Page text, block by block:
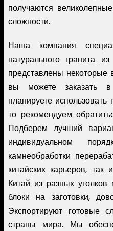
получаются
сложности.
Наша компания
натурального гранита
представлены некоторые
вы можете заказать
планируете использовать
то рекомендуем
Подберем лучший
индивидуальном
камнеобработки
китайских карьеров,
Китай из разных
блоки на заготовки,
Экспортируют готовые
страны мира. Мы